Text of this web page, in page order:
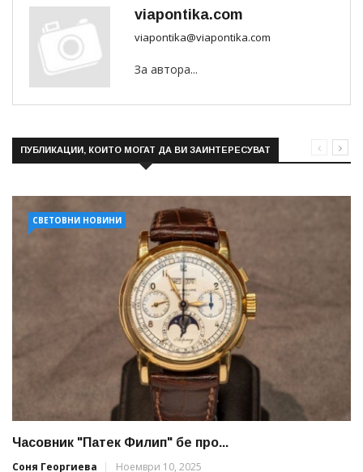
viapontika.com
viapontika@viapontika.com
За автора...
ПУБЛИКАЦИИ, КОИТО МОГАТ ДА ВИ ЗАИНТЕРЕСУВАТ
СВЕТОВНИ НОВИНИ
Часовник "Патек Филип" бе про...
Соня Георгиева
Ноември 10, 2025